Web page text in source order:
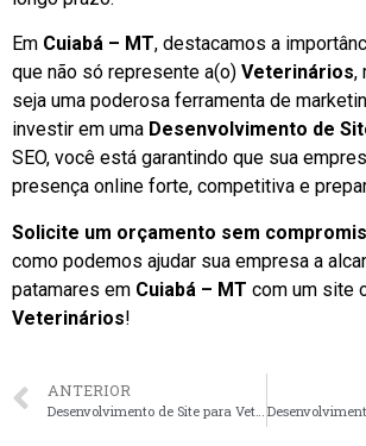
Em Cuiabá – MT, destacamos a
que não só represente a(o) Veterinários,
seja uma poderosa ferramenta de
investir em uma Desenvolvimento de
SEO, você está garantindo que sua
presença online forte, competitiva e
Solicite um orçamento sem
como podemos ajudar sua empresa a
patamares em Cuiabá – MT com um site
Veterinários!
ANTERIOR
Desenvolvimento de Site para Veterinários em Campo Grande – MS faça seu orçamento